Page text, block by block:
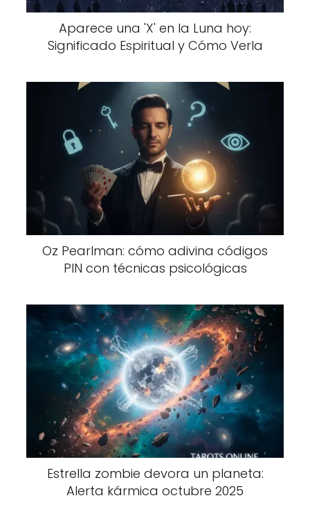
Aparece una 'X' en la Luna hoy:
Significado Espiritual y Cómo Verla
Oz Pearlman: cómo adivina códigos
PIN con técnicas psicológicas
Estrella zombie devora un planeta:
Alerta kármica octubre 2025